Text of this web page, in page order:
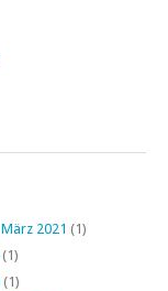
März 2021 (1)
(1)
(1)